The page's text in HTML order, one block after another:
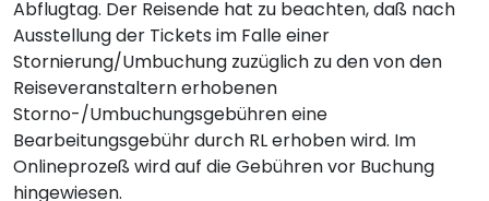
Abflugtag. Der Reisende hat zu beachten, daß nach
Ausstellung der Tickets im Falle einer
Stornierung/Umbuchung zuzüglich zu den von den
Reiseveranstaltern erhobenen
Storno-/Umbuchungsgebühren eine
Bearbeitungsgebühr durch RL erhoben wird. Im
Onlineprozeß wird auf die Gebühren vor Buchung
hingewiesen.